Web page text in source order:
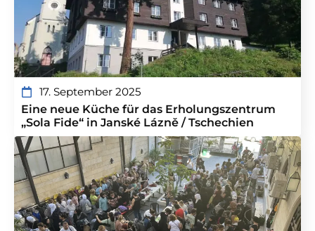
17. September 2025
Eine neue Küche für das Erholungszentrum
„Sola Fide“ in Janské Lázně / Tschechien